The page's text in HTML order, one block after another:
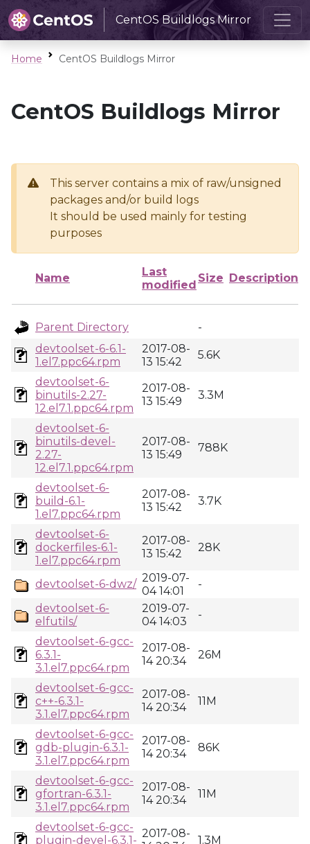
CentOS Buildlogs Mirror
Home CentOS Buildlogs Mirror
CentOS Buildlogs Mirror
This server contains a mix of raw/unsigned
packages and/or build logs
It should be used mainly for testing
purposes
Name
Last
modified
Size Description
Parent Directory
-
devtoolset-6-6.1-
1.el7.ppc64.rpm
2017-08-
13 15:42
5.6K
devtoolset-6-
binutils-2.27-
12.el7.1.ppc64.rpm
2017-08-
13 15:49
3.3M
devtoolset-6-
binutils-devel-
2.27-
12.el7.1.ppc64.rpm
2017-08-
13 15:49
788K
devtoolset-6-
build-6.1-
1.el7.ppc64.rpm
2017-08-
13 15:42
3.7K
devtoolset-6-
dockerfiles-6.1-
1.el7.ppc64.rpm
2017-08-
13 15:42
28K
devtoolset-6-dwz/ 2019-07-
04 14:01
-
devtoolset-6-
elfutils/
2019-07-
04 14:03
-
devtoolset-6-gcc-
6.3.1-
3.1.el7.ppc64.rpm
2017-08-
14 20:34
26M
devtoolset-6-gcc-
c++-6.3.1-
3.1.el7.ppc64.rpm
2017-08-
14 20:34
11M
devtoolset-6-gcc-
gdb-plugin-6.3.1-
3.1.el7.ppc64.rpm
2017-08-
14 20:34
86K
devtoolset-6-gcc-
gfortran-6.3.1-
3.1.el7.ppc64.rpm
2017-08-
14 20:34
11M
devtoolset-6-gcc-
plugin-devel-6.3.1-
2017-08-
1.3M